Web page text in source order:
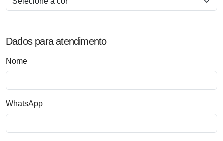
Dados para atendimento
Nome
WhatsApp